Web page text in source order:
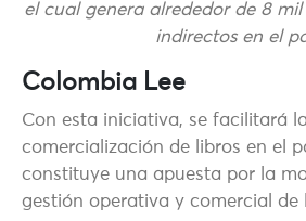
el cual genera alrededor de 8
indirectos en el
Colombia Lee
Con esta iniciativa, se facilitará
comercialización de libros en el
constituye una apuesta por la
gestión operativa y comercial de